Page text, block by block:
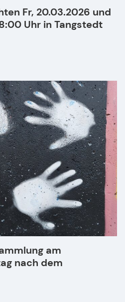
Fr, 20.03.2026 und
Uhr in Tangstedt
am
nach dem